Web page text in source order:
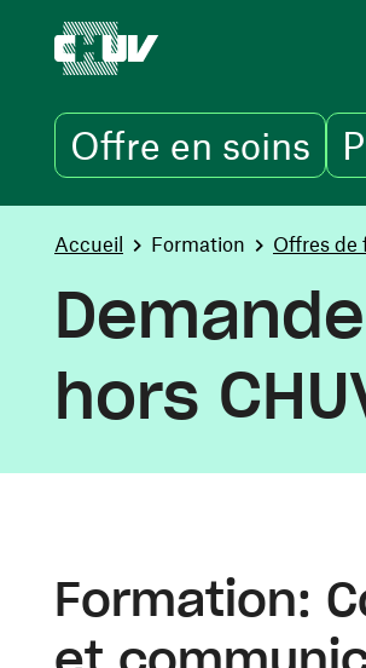
Offre en soins
You are here:
Accueil Formation Offres de
hors
Formation: